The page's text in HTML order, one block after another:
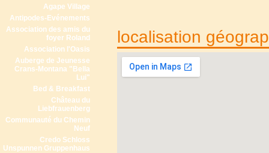
Agape Village
Antipodes-Evénements
Association des amis du
foyer Roland
Association l'Oasis
Auberge de Jeunesse
Crans-Montana "Bella
Lui"
Bed & Breakfast
Château du
Liebfrauenberg
Communauté du Chemin
Neuf
Credo Schloss
Unspunnen Gruppenhaus
localisation